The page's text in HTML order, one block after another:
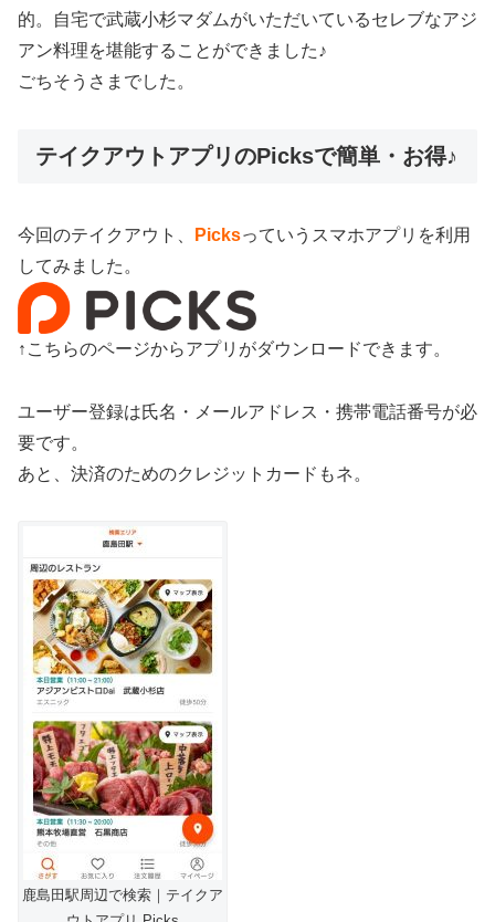
的。自宅で武蔵小杉マダムがいただいているセレブなアジ
アン料理を堪能することができました♪
ごちそうさまでした。
テイクアウトアプリのPicksで簡単・お得♪
今回のテイクアウト、 Picksっていうスマホアプリを利用
してみました。
↑こちらのページからアプリがダウンロードできます。
ユーザー登録は氏名・メールアドレス・携帯電話番号が必
要です。
あと、決済のためのクレジットカードもネ。
鹿島田駅周辺で検索｜テイクア